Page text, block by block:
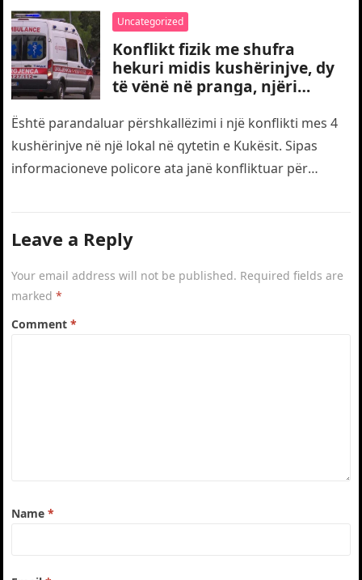
Uncategorized
Konflikt fizik me shufra
hekuri midis kushërinjve, dy
të vënë në pranga, njëri
drejt traumës
Është parandaluar përshkallëzimi i një konflikti mes 4
kushërinjve në një lokal në qytetin e Kukësit. Sipas
informacioneve policore ata janë konfliktuar për
Leave a Reply
Your email address will not be published. Required fields are
marked*
Comment*
Name*